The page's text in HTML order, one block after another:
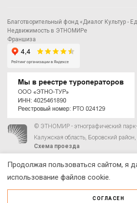
Благотворительный фонд «Диалог Культур -
Недвижимость в ЭТНОМИРе
Франшиза
© ЭТНОМИР - этнографический
Калужская область, Боровский
Схема проезда
Продолжая пользоваться сайтом, я
использование файлов cookie.
СОГЛАСЕН